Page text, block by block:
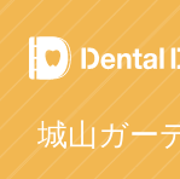
Skip
to
content
城山ガー